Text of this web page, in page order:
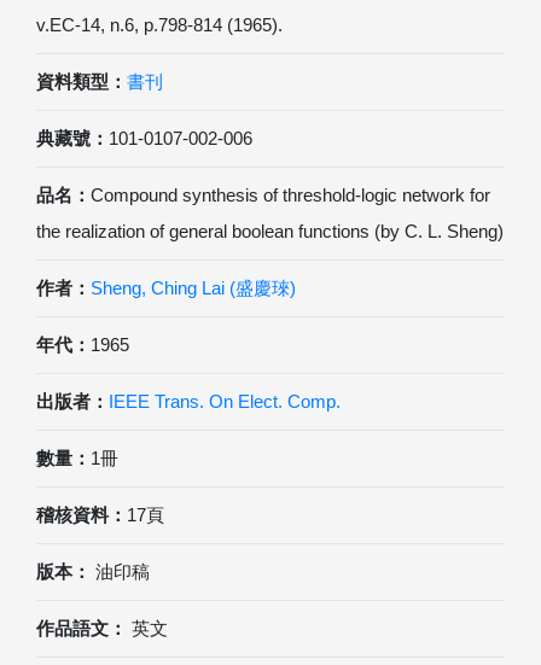
v.EC-14, n.6, p.798-814 (1965).
資料類型： 書刊
典藏號： 101-0107-002-006
品名： Compound synthesis of threshold-logic network for
the realization of general boolean functions (by C. L. Sheng)
作者： Sheng, Ching Lai (盛慶琜)
年代： 1965
出版者： IEEE Trans. On Elect. Comp.
數量： 1冊
稽核資料： 17頁
版本： 油印稿
作品語文： 英文